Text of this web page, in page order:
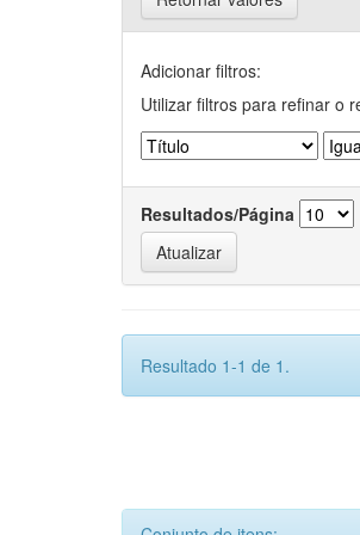
Adicionar filtros:
Utilizar filtros para refinar o
Resultados/Página
Resultado 1-1 de 1.